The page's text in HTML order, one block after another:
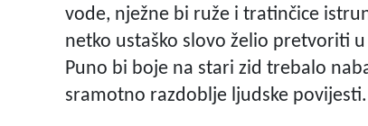
vode, nježne bi ruže i tratinčice
netko ustaško slovo želio pretvoriti
Puno bi boje na stari zid trebalo
sramotno razdoblje ljudske povijesti.